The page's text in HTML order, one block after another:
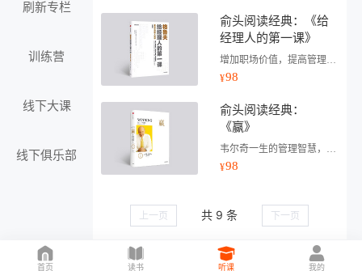
刷新专栏
训练营
线下大课
线下俱乐部
俞头阅读经典：《给
经理人的第一课》
增加职场价值，提高管理产能
¥98
俞头阅读经典：
《赢》
韦尔奇一生的管理智慧，比尔·盖茨等强力推荐
¥98
上一页 共 9 条 下一页
首页 读书 听课 我的